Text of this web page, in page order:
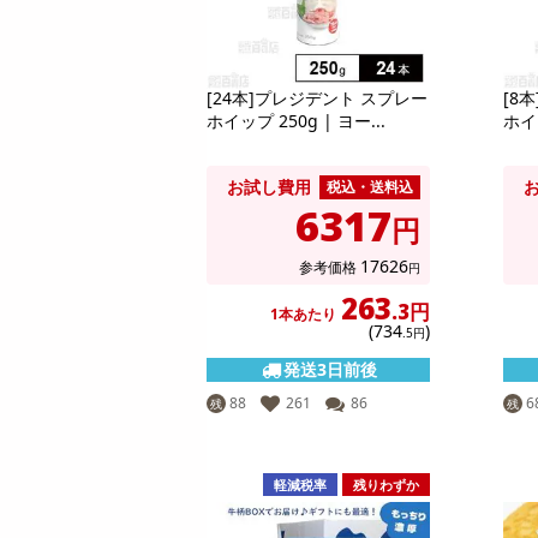
[24本]プレジデント スプレー
ホイップ 250g | ヨー...
お試し費用 税込・送料込
6317円
参考価格 17626円
1本あたり 263.3円
(734.5円)
発送3日前後
残 88 261 86
[8
ホ
残
軽減税率 残りわずか